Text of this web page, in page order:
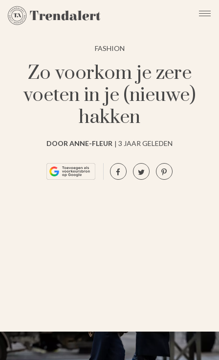
FASHION
Zo voorkom je zere
voeten in je (nieuwe)
hakken
DOOR ANNE-FLEUR 3 JAAR GELEDEN